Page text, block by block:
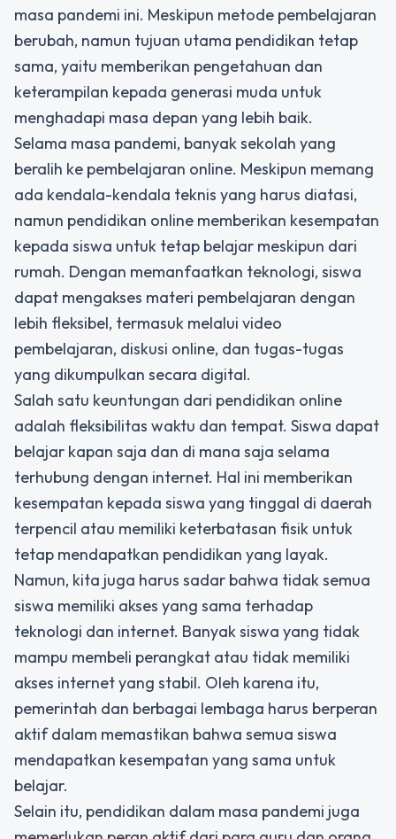
masa pandemi ini. Meskipun metode pembelajaran
berubah, namun tujuan utama pendidikan tetap
sama, yaitu memberikan pengetahuan dan
keterampilan kepada generasi muda untuk
menghadapi masa depan yang lebih baik.
Selama masa pandemi, banyak sekolah yang
beralih ke pembelajaran online. Meskipun memang
ada kendala-kendala teknis yang harus diatasi,
namun pendidikan online memberikan kesempatan
kepada siswa untuk tetap belajar meskipun dari
rumah. Dengan memanfaatkan teknologi, siswa
dapat mengakses materi pembelajaran dengan
lebih fleksibel, termasuk melalui video
pembelajaran, diskusi online, dan tugas-tugas
yang dikumpulkan secara digital.
Salah satu keuntungan dari pendidikan online
adalah fleksibilitas waktu dan tempat. Siswa dapat
belajar kapan saja dan di mana saja selama
terhubung dengan internet. Hal ini memberikan
kesempatan kepada siswa yang tinggal di daerah
terpencil atau memiliki keterbatasan fisik untuk
tetap mendapatkan pendidikan yang layak.
Namun, kita juga harus sadar bahwa tidak semua
siswa memiliki akses yang sama terhadap
teknologi dan internet. Banyak siswa yang tidak
mampu membeli perangkat atau tidak memiliki
akses internet yang stabil. Oleh karena itu,
pemerintah dan berbagai lembaga harus berperan
aktif dalam memastikan bahwa semua siswa
mendapatkan kesempatan yang sama untuk
belajar.
Selain itu, pendidikan dalam masa pandemi juga